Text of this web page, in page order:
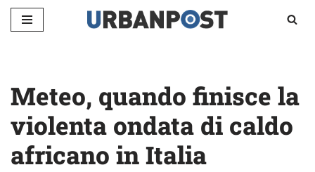
Meteo, quando finisce la
violenta ondata di caldo
africano in Italia